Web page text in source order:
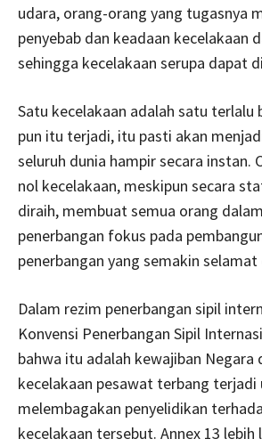
udara, orang-orang yang tugasnya
penyebab dan keadaan kecelakaan
sehingga kecelakaan serupa dapat
Satu kecelakaan adalah satu terlalu
pun itu terjadi, itu pasti akan
seluruh dunia hampir secara instan.
nol kecelakaan, meskipun secara
diraih, membuat semua orang
penerbangan fokus pada
penerbangan yang semakin selamat
Dalam rezim penerbangan sipil
Konvensi Penerbangan Sipil
bahwa itu adalah kewajiban Negara
kecelakaan pesawat terbang terjadi
melembagakan penyelidikan
kecelakaan tersebut. Annex 13 lebih